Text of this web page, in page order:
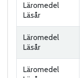
Läromedel
Läsår
Läromedel
Läsår
Läromedel